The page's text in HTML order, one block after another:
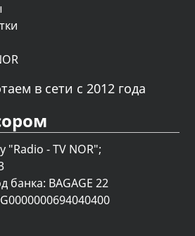
в сети с 2012 года
"Radio - TV NOR";
банка: BAGAGE 22